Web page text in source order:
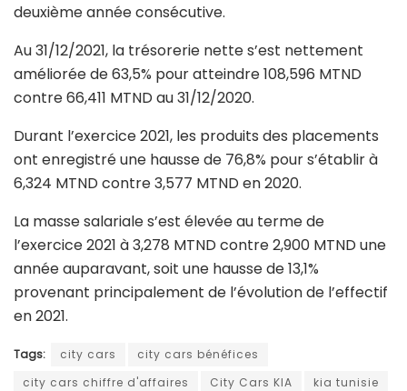
deuxième année consécutive.
Au 31/12/2021, la trésorerie nette s’est nettement
améliorée de 63,5% pour atteindre 108,596 MTND
contre 66,411 MTND au 31/12/2020.
Durant l’exercice 2021, les produits des placements
ont enregistré une hausse de 76,8% pour s’établir à
6,324 MTND contre 3,577 MTND en 2020.
La masse salariale s’est élevée au terme de
l’exercice 2021 à 3,278 MTND contre 2,900 MTND une
année auparavant, soit une hausse de 13,1%
provenant principalement de l’évolution de l’effectif
en 2021.
Tags: city cars
city cars bénéfices
city cars chiffre d'affaires
City Cars KIA kia tunisie